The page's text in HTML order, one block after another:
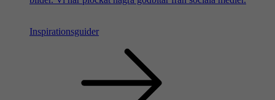
Inspirationsguider